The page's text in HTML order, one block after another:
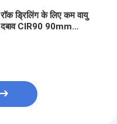
रॉक ड्रिलिंग के लिए कम वायु
दबाव CIR90 90mm